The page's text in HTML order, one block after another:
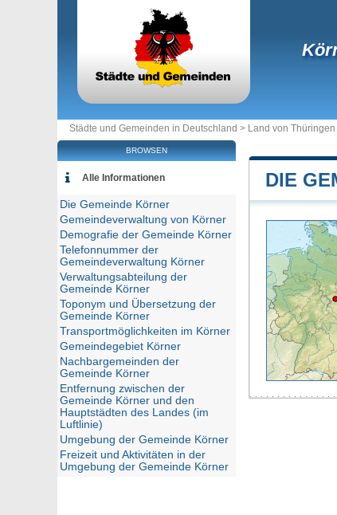
Städte und Gemeinden in Deutschland > Land von Thüringen
DIE
BROWSEN
Alle Informationen
Die Gemeinde Körner
Gemeindeverwaltung von Körner
Demografie der Gemeinde Körner
Telefonnummer der
Gemeindeverwaltung Körner
Verwaltungsabteilung der
Gemeinde Körner
Toponym und Übersetzung der
Gemeinde Körner
Transportmöglichkeiten im Körner
Gemeindegebiet Körner
Nachbargemeinden der
Gemeinde Körner
Entfernung zwischen der
Gemeinde Körner und den
Hauptstädten des Landes (im
Luftlinie)
Umgebung der Gemeinde Körner
Freizeit und Aktivitäten in der
Umgebung der Gemeinde Körner